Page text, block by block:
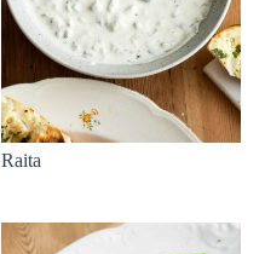
Raita